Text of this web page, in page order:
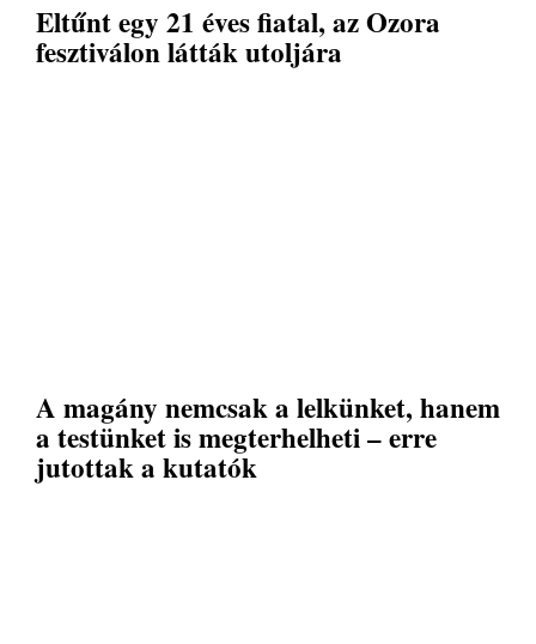
Eltűnt egy 21 éves fiatal, az Ozora
fesztiválon látták utoljára
A magány nemcsak a lelkünket, hanem
a testünket is megterhelheti – erre
jutottak a kutatók